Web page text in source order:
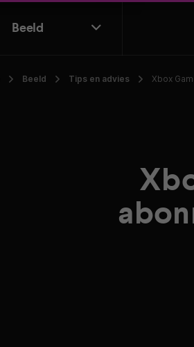
Beeld
Beeld Tips en advies Xbox